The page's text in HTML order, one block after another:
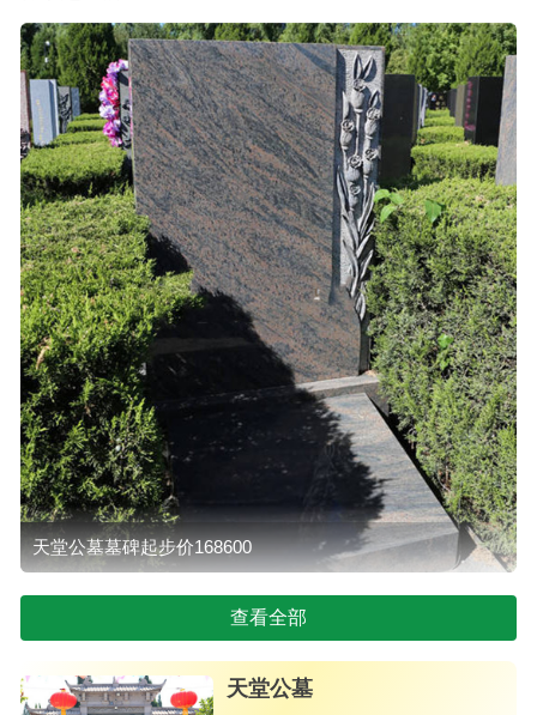
天堂公墓墓碑起步价168600
北京大兴天堂公墓之所以深受欢迎，就是由于
它的地理位置优势很明显，而且也有着很好的风
查看全部
天堂公墓